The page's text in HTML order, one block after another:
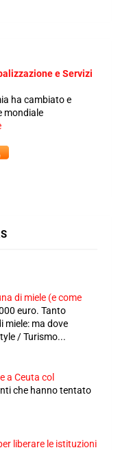
e Servizi
ha cambiato e
mondiale
di miele (e come
euro. Tanto
miele: ma dove
/ Turismo...
a Ceuta col
che hanno tentato
liberare le istituzioni